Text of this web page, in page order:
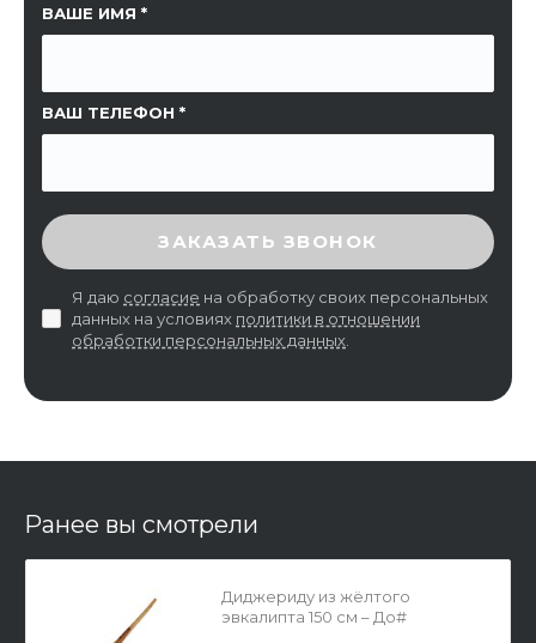
ВАШЕ ИМЯ
ВАШ ТЕЛЕФОН
ССЫЛКА НА СТРАНИЦУ
ВВЕДИТЕ ПРОВЕРОЧНЫЙ КОД
ЗАКАЗАТЬ ЗВОНОК
Я даю согласие на обработку своих персональных
данных на условиях политики в отношении
обработки персональных данных
Ранее вы смотрели
Диджериду из жёлтого
эвкалипта 150 см – До#